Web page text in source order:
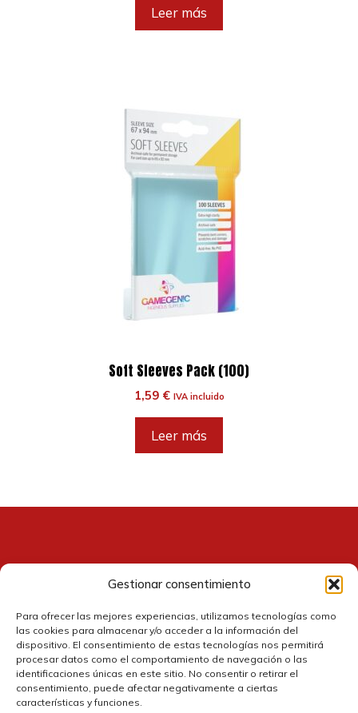
Gestionar consentimiento
Para ofrecer las mejores experiencias, utilizamos tecnologías como
las cookies para almacenar y/o acceder a la información del
dispositivo. El consentimiento de estas tecnologías nos permitirá
procesar datos como el comportamiento de navegación o las
identificaciones únicas en este sitio. No consentir o retirar el
consentimiento, puede afectar negativamente a ciertas
características y funciones.
Leer más
Soft Sleeves Pack (100)
1,59 € IVA incluido
Leer más
Contacto